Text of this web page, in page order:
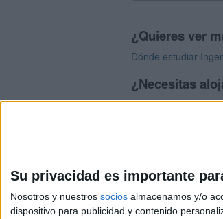
Su privacidad es importante
Nosotros y nuestros socios almacenamos y/o
dispositivo para publicidad y contenido
¿Quieres ver
Dónde estudiar
¿Necesitas
>> Residencias de